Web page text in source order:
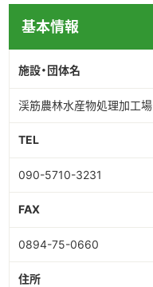
基本情報
施設・団体名
渓筋農林水産物処理加工場
TEL
090-5710-3231
FAX
0894-75-0660
住所